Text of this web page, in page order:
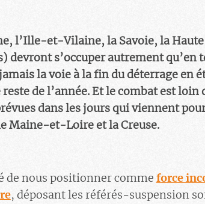
l’Ille-et-Vilaine, la Savoie, la
devront s’occuper autrement
la voie à la fin du déterrage en
de l’année. Et le combat est loin
dans les jours qui viennent
Maine-et-Loire et la Creuse.
de nous positionner comme force
, déposant les référés-suspension